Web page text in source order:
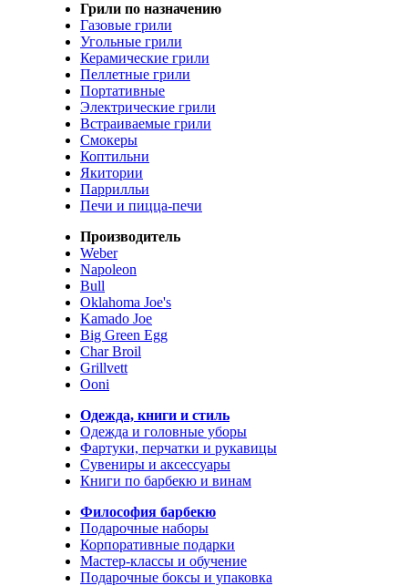
Грили по назначению
Газовые грили
Угольные грили
Керамические грили
Пеллетные грили
Портативные
Электрические грили
Встраиваемые грили
Смокеры
Коптильни
Якитории
Паррилльи
Печи и пицца-печи
Производитель
Weber
Napoleon
Bull
Oklahoma Joe's
Kamado Joe
Big Green Egg
Char Broil
Grillvett
Ooni
Одежда, книги и стиль
Одежда и головные уборы
Фартуки, перчатки и рукавицы
Сувениры и аксессуары
Книги по барбекю и винам
Философия барбекю
Подарочные наборы
Корпоративные подарки
Мастер-классы и обучение
Подарочные боксы и упаковка